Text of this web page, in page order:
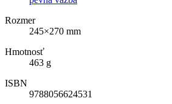
Rozmer
245×270 mm
Hmotnosť
463 g
ISBN
9788056624531